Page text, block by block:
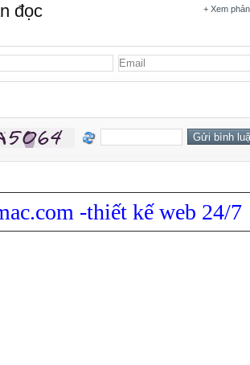
+ Xem
đọc
-thiết kế web 24/7